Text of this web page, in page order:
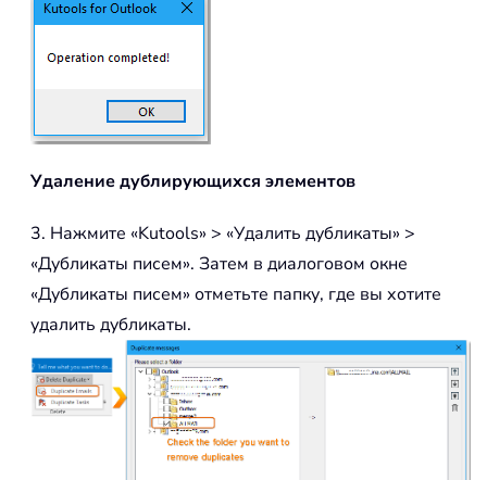
Удаление дублирующихся элементов
3. Нажмите «Kutools» > «Удалить дубликаты» >
«Дубликаты писем». Затем в диалоговом окне
«Дубликаты писем» отметьте папку, где вы хотите
удалить дубликаты.